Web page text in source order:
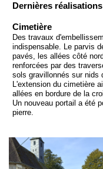
Dernières
Cimetière
Des travaux
indispensable. Le parvis
pavés, les allées côté
renforcées par des
sols gravillonnés sur nids
L'extension du cimetière
allées en bordure de la
Un nouveau portail a été
pierre.